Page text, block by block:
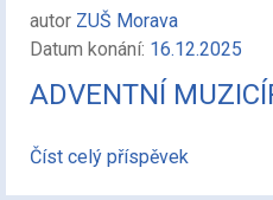
autor ZUŠ Morava
Datum konání: 16.12.2025
ADVENTNÍ
Číst celý příspěvek